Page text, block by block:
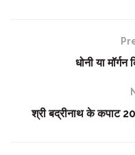
धोनी या
श्री बद्रीनाथ के कपाट